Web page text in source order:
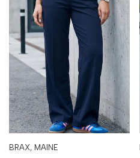
BRAX, MAINE